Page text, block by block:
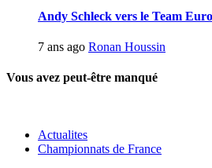
Andy Schleck vers le Team
7 ans ago Ronan Houssin
Vous avez peut-être manqué
Actualites
Championnats de France